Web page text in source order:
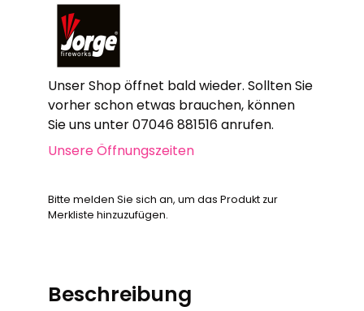
Unser Shop öffnet bald wieder. Sollten Sie
vorher schon etwas brauchen, können
Sie uns unter 07046 881516 anrufen.
Unsere Öffnungszeiten
Bitte melden Sie sich an, um das Produkt zur
Merkliste hinzuzufügen.
Beschreibung